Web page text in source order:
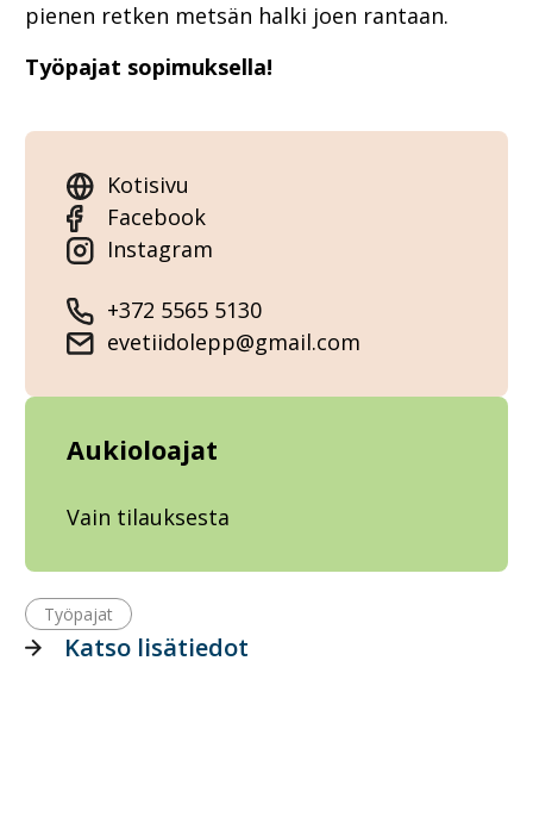
pienen retken metsän halki joen rantaan.
Työpajat sopimuksella!
Kotisivu
Facebook
Instagram
+372 5565 5130
evetiidolepp@gmail.com
Aukioloajat
Vain tilauksesta
Työpajat
Katso lisätiedot